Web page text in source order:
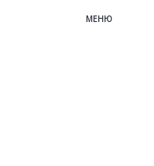
МЕНЮ